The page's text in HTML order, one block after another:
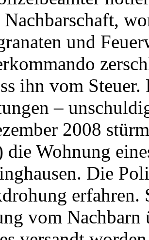
Nachbarschaft,
und
ihn vom
–
2008
die Wohnung
Die
erfahren.
vom Nachbarn